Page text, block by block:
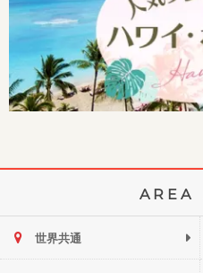
AREA
世界共通